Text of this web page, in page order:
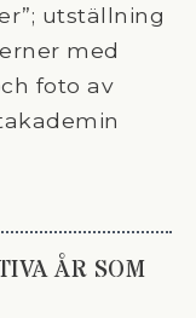
utställning
med
foto av
ÅR SOM